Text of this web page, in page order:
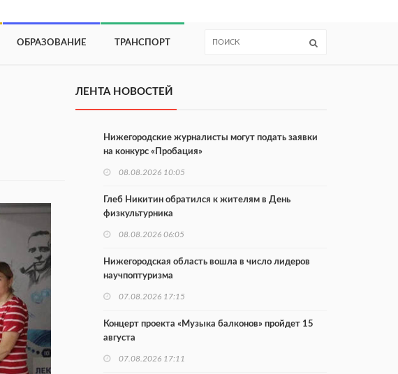
ОБРАЗОВАНИЕ ТРАНСПОРТ
ЛЕНТА НОВОСТЕЙ
Нижегородские журналисты могут подать заявки
на конкурс «Пробация»
08.08.2026 10:05
Глеб Никитин обратился к жителям в День
физкультурника
08.08.2026 06:05
Нижегородская область вошла в число лидеров
научпоптуризма
07.08.2026 17:15
Концерт проекта «Музыка балконов» пройдет 15
августа
07.08.2026 17:11